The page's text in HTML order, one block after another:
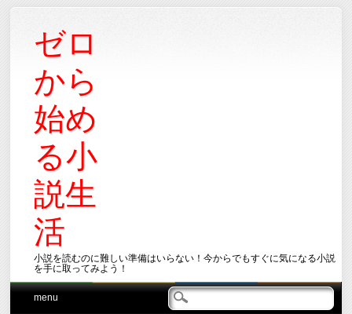
ゼロ
から
始め
る小
説生
活
小説を読むのに難しい準備はいらない！今からでもすぐに気になる小説
を手に取ってみよう！
Main menu
Skip
menu